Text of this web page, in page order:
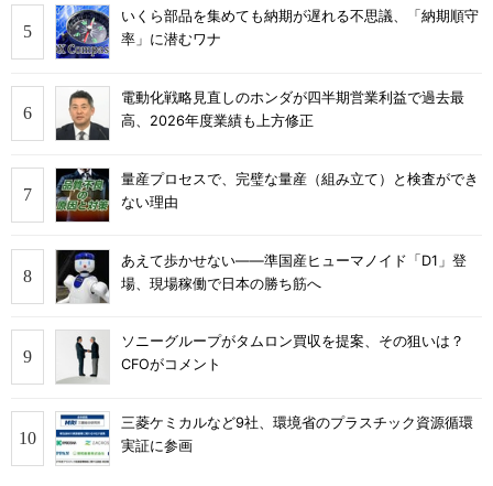
いくら部品を集めても納期が遅れる不思議、「納期順守
率」に潜むワナ
電動化戦略見直しのホンダが四半期営業利益で過去最
高、2026年度業績も上方修正
量産プロセスで、完璧な量産（組み立て）と検査ができ
ない理由
あえて歩かせない――準国産ヒューマノイド「D1」登
場、現場稼働で日本の勝ち筋へ
ソニーグループがタムロン買収を提案、その狙いは？
CFOがコメント
三菱ケミカルなど9社、環境省のプラスチック資源循環
実証に参画